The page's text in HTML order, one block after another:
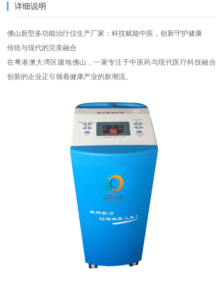
详细说明
佛山新型多功能治疗仪生产厂家：科技赋能中医，创新守护健康
传统与现代的完美融合
在粤港澳大湾区腹地佛山，一家专注于中医药与现代医疗科技融合
创新的企业正引领着健康产业的新潮流。